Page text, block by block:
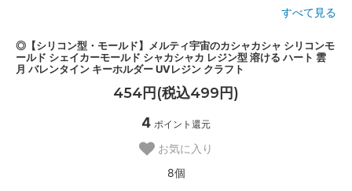
すべて見る
◎【シリコン型・モールド】メルティ宇宙のカシャカシャ シリコンモ
ールド シェイカーモールド シャカシャカ レジン型 溶ける ハート 雲
月 バレンタイン キーホルダー UVレジン クラフト
454円(税込499円)
4 ポイント還元
お気に入り
8個